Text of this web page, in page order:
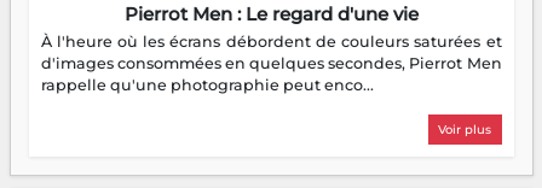
Pierrot Men : Le regard d'une vie
À l'heure où les écrans débordent de couleurs saturées et
d'images consommées en quelques secondes, Pierrot Men
rappelle qu'une photographie peut enco...
Voir plus